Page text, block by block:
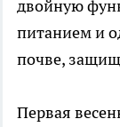
двойную
питанием и
почве,
Первая